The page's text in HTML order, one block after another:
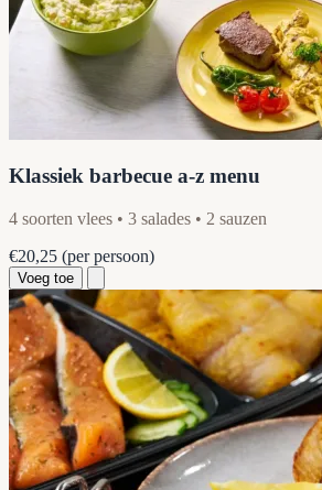
Klassiek barbecue a-z menu
4 soorten vlees • 3 salades • 2 sauzen
€20,25 (per persoon)
Voeg toe